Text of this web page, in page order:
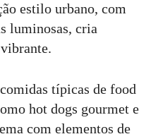
estilo urbano, com
luminosas, cria
típicas de food
hot dogs gourmet e
com elementos de